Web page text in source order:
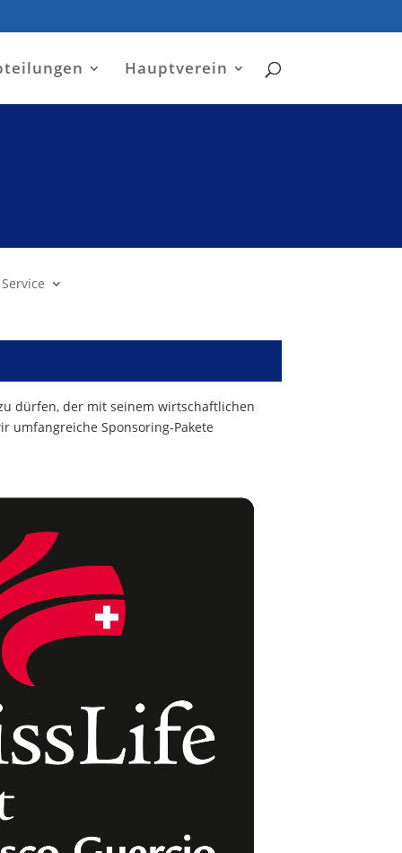
Hauptverein
Service
dürfen, der mit seinem wirtschaftlichen
umfangreiche Sponsoring-Pakete